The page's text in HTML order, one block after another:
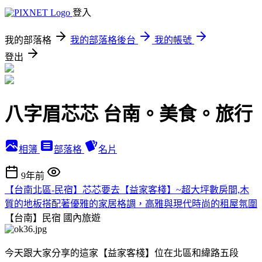
登入
我的部落格 我的部落格後台
我的帳號
登出
八字眉芯芯 台南。美食。旅行
相簿 部落格 名片
9年前
【台南北區-民宿】芯芯要去【益家客棧】~超大坪數房間,木
質的地板搭配著優雅的家居格調，高雅與現代時尚的租屋氛圍
【台南】民宿 國內旅遊
今天跟大家分享的這家【益家客棧】位在北區和緯路五段